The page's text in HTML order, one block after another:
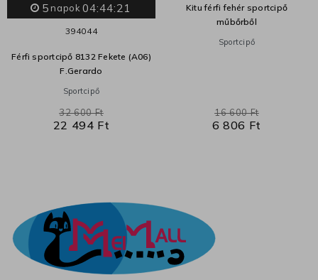
5 napok04:44:20
394044
Férfi sportcipő 8132 Fekete (A06)
F.Gerardo
Sportcipő
22 494 Ft
32 600 Ft
Kitu férfi fehér sportcipő
műbőrből
Sportcipő
6 806 Ft
16 600 Ft